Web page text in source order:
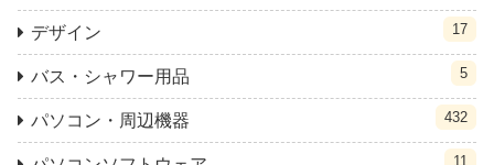
デザイン 17
バス・シャワー用品 5
パソコン・周辺機器 432
11